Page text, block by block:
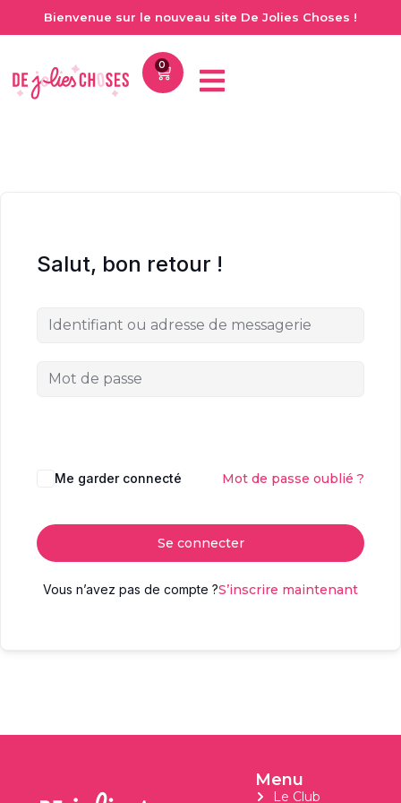
Bienvenue sur le nouveau site De Jolies Choses !
0
Salut, bon retour !
Me garder connecté Mot de passe oublié ?
Se connecter
Vous n’avez pas de compte ?S’inscrire maintenant
Menu
Le Club